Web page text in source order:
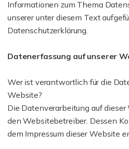
Informationen zum Thema
unserer unter diesem Text
Datenschutzerklärung.
Datenerfassung auf unserer
Wer ist verantwortlich für die
Website?
Die Datenverarbeitung auf
den Websitebetreiber. Dessen
dem Impressum dieser Website